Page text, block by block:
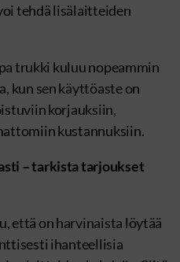
tehdä lisälaitteiden
trukki kuluu nopeammin
kun sen käyttöaste on
korjauksiin,
kustannuksiin.
– tarkista tarjoukset
että on harvinaista löytää
ihanteellisia